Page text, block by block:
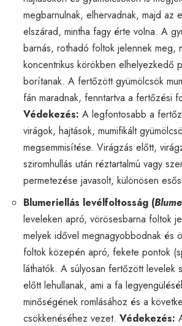
megbarnulnak, elhervadnak, majd az
elszárad, mintha fagy érte volna. A
barnás, rothadó foltok jelennek meg,
koncentrikus körökben elhelyezkedő
borítanak. A fertőzött gyümölcsök
fán maradnak, fenntartva a fertőzési
Védekezés: A legfontosabb a
virágok, hajtások, mumifikált
megsemmisítése. Virágzás előtt,
sziromhullás után réztartalmú vagy
permetezése javasolt, különösen
Blumeriellás levélfoltosság (
leveleken apró, vörösesbarna foltok
melyek idővel megnagyobbodnak és
foltok közepén apró, fekete pontok
láthatók. A súlyosan fertőzött levelek
előtt lehullanak, ami a fa
minőségének romlásához és a
csökkenéséhez vezet. Védekezés: